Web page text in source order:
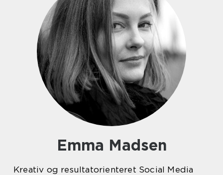
Emma Madsen
Kreativ og resultatorienteret Social Media